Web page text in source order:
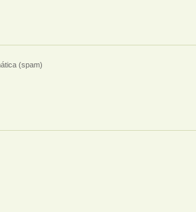
(spam)